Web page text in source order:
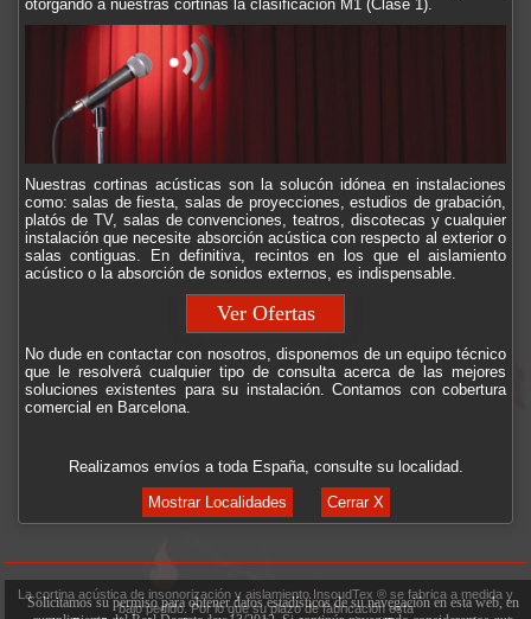
otorgando a nuestras cortinas la clasificación M1 (Clase 1).
Nuestras cortinas acústicas son la solucón idónea en instalaciones
como: salas de fiesta, salas de proyecciones, estudios de grabación,
platós de TV, salas de convenciones, teatros, discotecas y cualquier
instalación que necesite absorción acústica con respecto al exterior o
salas contiguas. En definitiva, recintos en los que el aislamiento
acústico o la absorción de sonidos externos, es indispensable.
Ver Ofertas
No dude en contactar con nosotros, disponemos de un equipo técnico
que le resolverá cualquier tipo de consulta acerca de las mejores
soluciones existentes para su instalación. Contamos con cobertura
comercial en Barcelona.
Realizamos envíos a toda España, consulte su localidad.
Mostrar Localidades
Cerrar X
La cortina acústica de insonorización y aislamiento InsoudTex ® se fabrica a medida y
bajo pedido. Por lo que su plazo de fabricación está
Solicitamos su permiso para obtener datos estadísticos de su navegación en esta web, en